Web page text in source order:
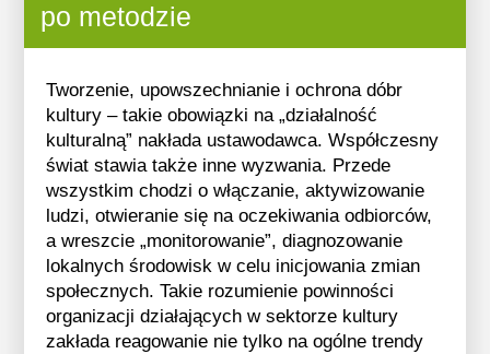
po metodzie
Tworzenie, upowszechnianie i ochrona dóbr
kultury – takie obowiązki na „działalność
kulturalną” nakłada ustawodawca. Współczesny
świat stawia także inne wyzwania. Przede
wszystkim chodzi o włączanie, aktywizowanie
ludzi, otwieranie się na oczekiwania odbiorców,
a wreszcie „monitorowanie”, diagnozowanie
lokalnych środowisk w celu inicjowania zmian
społecznych. Takie rozumienie powinności
organizacji działających w sektorze kultury
zakłada reagowanie nie tylko na ogólne trendy